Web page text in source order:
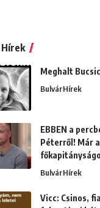
Meghalt
BulvárHírek
EBBEN a
Péterről! Már
BulvárHírek
Vicc: Csinos,